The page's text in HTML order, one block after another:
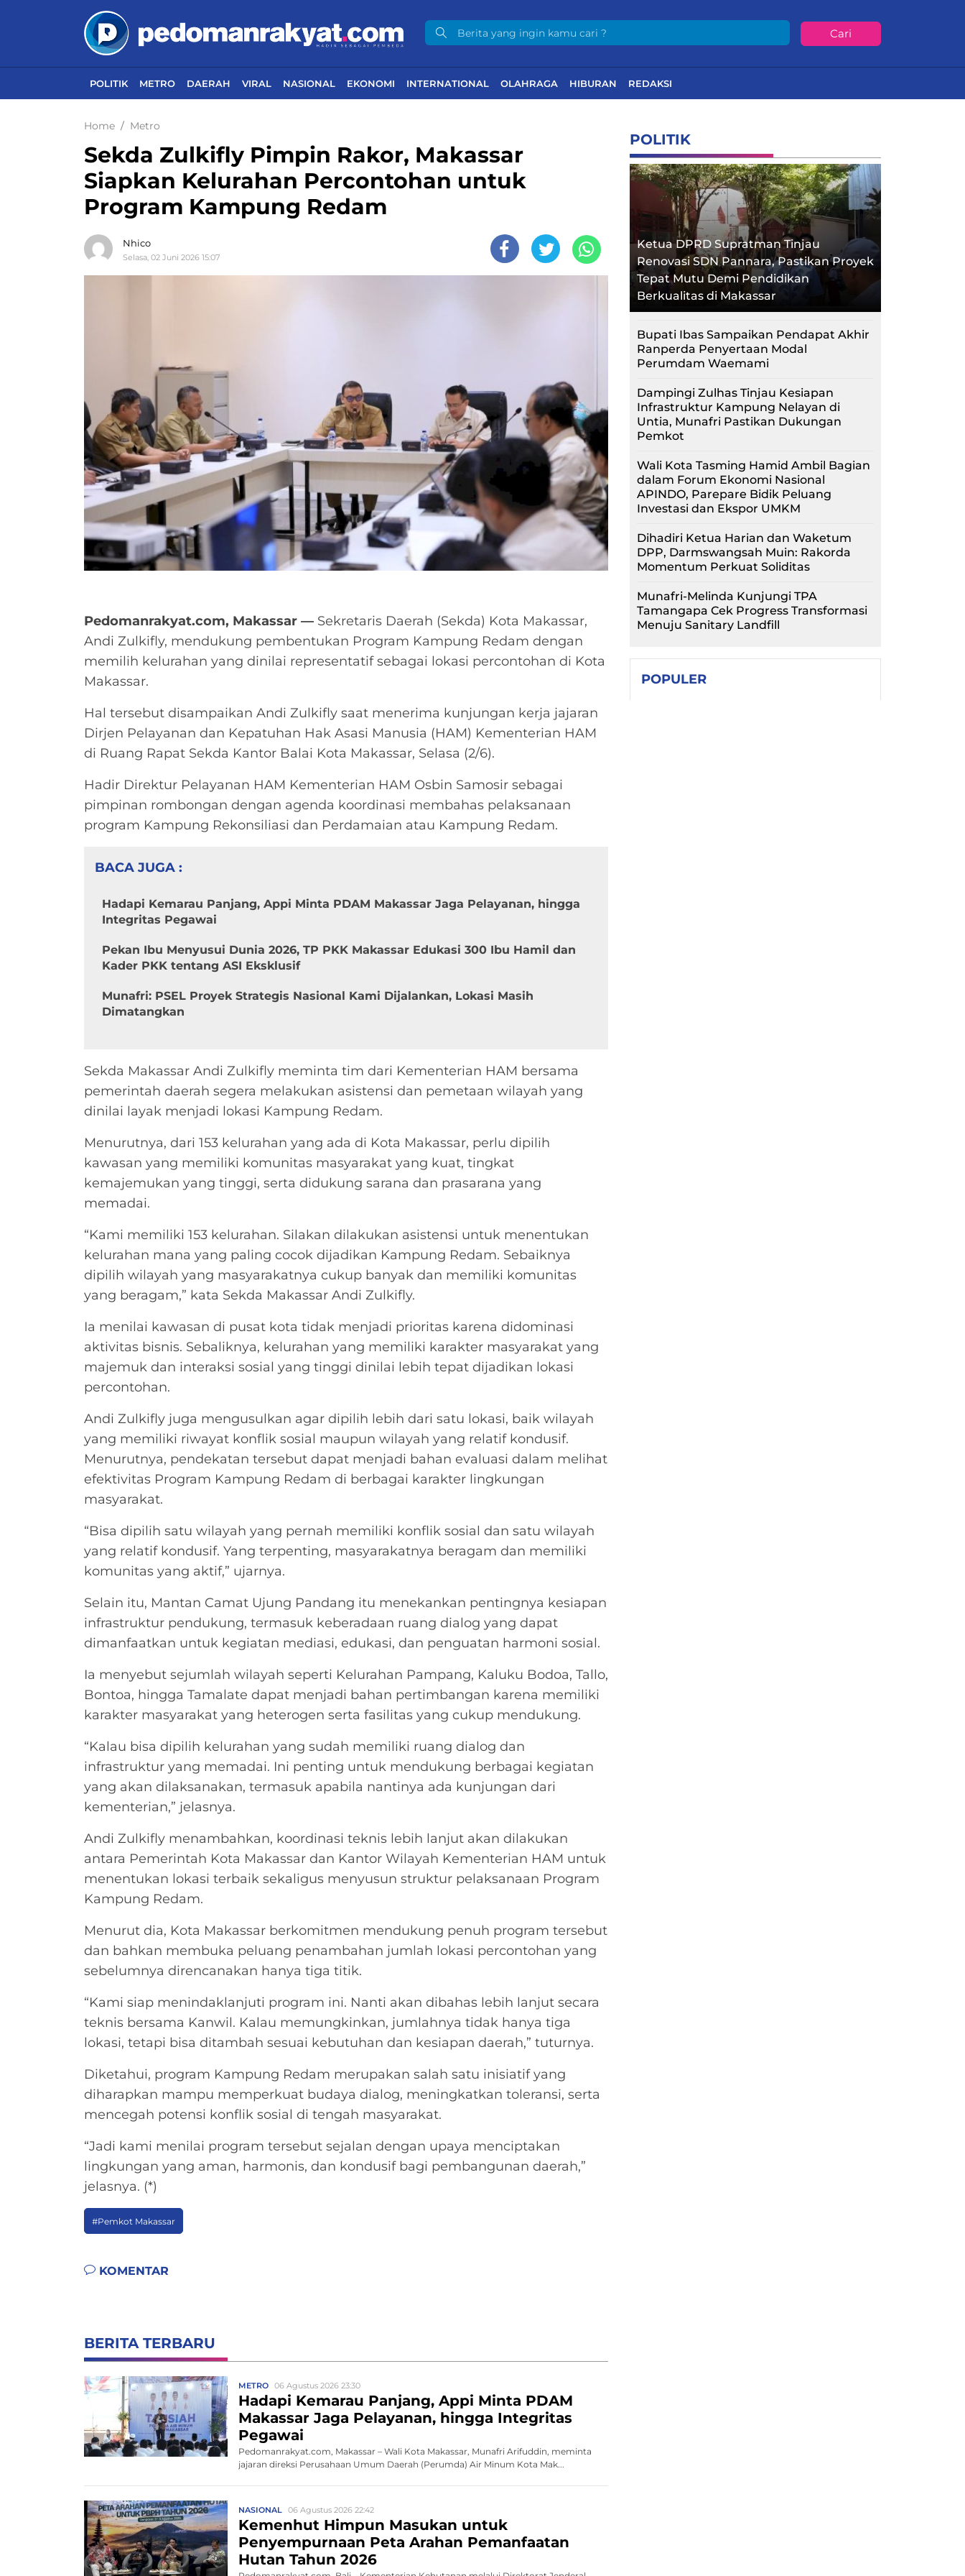
Cari
POLITIK METRO DAERAH VIRAL NASIONAL EKONOMI INTERNATIONAL OLAHRAGA HIBURAN REDAKSI
Home Metro
Sekda Zulkifly Pimpin Rakor, Makassar
Siapkan Kelurahan Percontohan untuk
Program Kampung Redam
Nhico
Selasa, 02 Juni 2026 15:07
Pedomanrakyat.com, Makassar — Sekretaris Daerah (Sekda) Kota Makassar,
Andi Zulkifly, mendukung pembentukan Program Kampung Redam dengan
memilih kelurahan yang dinilai representatif sebagai lokasi percontohan di Kota
Makassar.
Hal tersebut disampaikan Andi Zulkifly saat menerima kunjungan kerja jajaran
Dirjen Pelayanan dan Kepatuhan Hak Asasi Manusia (HAM) Kementerian HAM
di Ruang Rapat Sekda Kantor Balai Kota Makassar, Selasa (2/6).
Hadir Direktur Pelayanan HAM Kementerian HAM Osbin Samosir sebagai
pimpinan rombongan dengan agenda koordinasi membahas pelaksanaan
program Kampung Rekonsiliasi dan Perdamaian atau Kampung Redam.
BACA JUGA :
Hadapi Kemarau Panjang, Appi Minta PDAM Makassar Jaga Pelayanan, hingga
Integritas Pegawai
Pekan Ibu Menyusui Dunia 2026, TP PKK Makassar Edukasi 300 Ibu Hamil dan
Kader PKK tentang ASI Eksklusif
Munafri: PSEL Proyek Strategis Nasional Kami Dijalankan, Lokasi Masih
Dimatangkan
Sekda Makassar Andi Zulkifly meminta tim dari Kementerian HAM bersama
pemerintah daerah segera melakukan asistensi dan pemetaan wilayah yang
dinilai layak menjadi lokasi Kampung Redam.
Menurutnya, dari 153 kelurahan yang ada di Kota Makassar, perlu dipilih
kawasan yang memiliki komunitas masyarakat yang kuat, tingkat
kemajemukan yang tinggi, serta didukung sarana dan prasarana yang
memadai.
“Kami memiliki 153 kelurahan. Silakan dilakukan asistensi untuk menentukan
kelurahan mana yang paling cocok dijadikan Kampung Redam. Sebaiknya
dipilih wilayah yang masyarakatnya cukup banyak dan memiliki komunitas
yang beragam,” kata Sekda Makassar Andi Zulkifly.
Ia menilai kawasan di pusat kota tidak menjadi prioritas karena didominasi
aktivitas bisnis. Sebaliknya, kelurahan yang memiliki karakter masyarakat yang
majemuk dan interaksi sosial yang tinggi dinilai lebih tepat dijadikan lokasi
percontohan.
Andi Zulkifly juga mengusulkan agar dipilih lebih dari satu lokasi, baik wilayah
yang memiliki riwayat konflik sosial maupun wilayah yang relatif kondusif.
Menurutnya, pendekatan tersebut dapat menjadi bahan evaluasi dalam melihat
efektivitas Program Kampung Redam di berbagai karakter lingkungan
masyarakat.
“Bisa dipilih satu wilayah yang pernah memiliki konflik sosial dan satu wilayah
yang relatif kondusif. Yang terpenting, masyarakatnya beragam dan memiliki
komunitas yang aktif,” ujarnya.
Selain itu, Mantan Camat Ujung Pandang itu menekankan pentingnya kesiapan
infrastruktur pendukung, termasuk keberadaan ruang dialog yang dapat
dimanfaatkan untuk kegiatan mediasi, edukasi, dan penguatan harmoni sosial.
Ia menyebut sejumlah wilayah seperti Kelurahan Pampang, Kaluku Bodoa, Tallo,
Bontoa, hingga Tamalate dapat menjadi bahan pertimbangan karena memiliki
karakter masyarakat yang heterogen serta fasilitas yang cukup mendukung.
“Kalau bisa dipilih kelurahan yang sudah memiliki ruang dialog dan
infrastruktur yang memadai. Ini penting untuk mendukung berbagai kegiatan
yang akan dilaksanakan, termasuk apabila nantinya ada kunjungan dari
kementerian,” jelasnya.
Andi Zulkifly menambahkan, koordinasi teknis lebih lanjut akan dilakukan
antara Pemerintah Kota Makassar dan Kantor Wilayah Kementerian HAM untuk
menentukan lokasi terbaik sekaligus menyusun struktur pelaksanaan Program
Kampung Redam.
Menurut dia, Kota Makassar berkomitmen mendukung penuh program tersebut
dan bahkan membuka peluang penambahan jumlah lokasi percontohan yang
sebelumnya direncanakan hanya tiga titik.
“Kami siap menindaklanjuti program ini. Nanti akan dibahas lebih lanjut secara
teknis bersama Kanwil. Kalau memungkinkan, jumlahnya tidak hanya tiga
lokasi, tetapi bisa ditambah sesuai kebutuhan dan kesiapan daerah,” tuturnya.
Diketahui, program Kampung Redam merupakan salah satu inisiatif yang
diharapkan mampu memperkuat budaya dialog, meningkatkan toleransi, serta
mencegah potensi konflik sosial di tengah masyarakat.
“Jadi kami menilai program tersebut sejalan dengan upaya menciptakan
lingkungan yang aman, harmonis, dan kondusif bagi pembangunan daerah,”
jelasnya. (*)
#Pemkot Makassar
KOMENTAR
BERITA TERBARU
METRO 06 Agustus 2026 23:30
Hadapi Kemarau Panjang, Appi Minta PDAM
Makassar Jaga Pelayanan, hingga Integritas
Pegawai
Pedomanrakyat.com, Makassar – Wali Kota Makassar, Munafri Arifuddin, meminta
jajaran direksi Perusahaan Umum Daerah (Perumda) Air Minum Kota Mak...
NASIONAL 06 Agustus 2026 22:42
Kemenhut Himpun Masukan untuk
Penyempurnaan Peta Arahan Pemanfaatan
Hutan Tahun 2026
POLITIK
Ketua DPRD Supratman Tinjau
Renovasi SDN Pannara, Pastikan Proyek
Tepat Mutu Demi Pendidikan
Berkualitas di Makassar
Bupati Ibas Sampaikan Pendapat Akhir
Ranperda Penyertaan Modal
Perumdam Waemami
Dampingi Zulhas Tinjau Kesiapan
Infrastruktur Kampung Nelayan di
Untia, Munafri Pastikan Dukungan
Pemkot
Wali Kota Tasming Hamid Ambil Bagian
dalam Forum Ekonomi Nasional
APINDO, Parepare Bidik Peluang
Investasi dan Ekspor UMKM
Dihadiri Ketua Harian dan Waketum
DPP, Darmswangsah Muin: Rakorda
Momentum Perkuat Soliditas
Munafri-Melinda Kunjungi TPA
Tamangapa Cek Progress Transformasi
Menuju Sanitary Landfill
POPULER